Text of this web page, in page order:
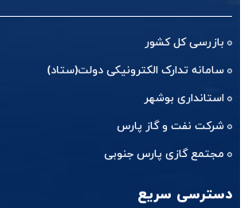
بازرسی کل کشور
سامانه تدارک الکترونیکی دولت(ستاد)
استانداری بوشهر
شرکت نفت و گاز پارس
مجتمع گازی پارس جنوبی
دسترسی سریع